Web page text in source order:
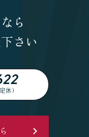
ら
さい
休）